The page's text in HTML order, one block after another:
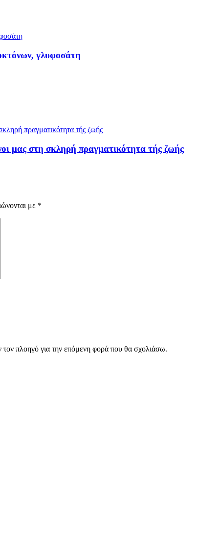
γλυφοσάτη
μας στη σκληρή πραγματικότητα τής ζωής
με *
πλοηγό για την επόμενη φορά που θα σχολιάσω.